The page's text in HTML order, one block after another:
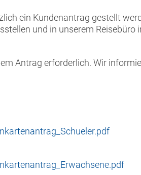
ein Kundenantrag gestellt
und in unserem Reisebüro
Antrag erforderlich. Wir